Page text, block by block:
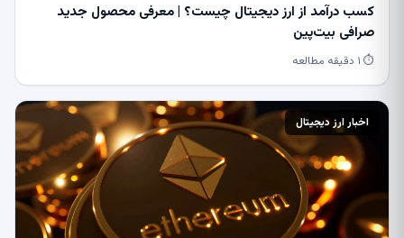
کسب درآمد از ارز دیجیتال چیست؟ | معرفی محصول جدید
صرافی بیت‌پین
⏱ ۱ دقیقه مطالعه
اخبار ارز دیجیتال